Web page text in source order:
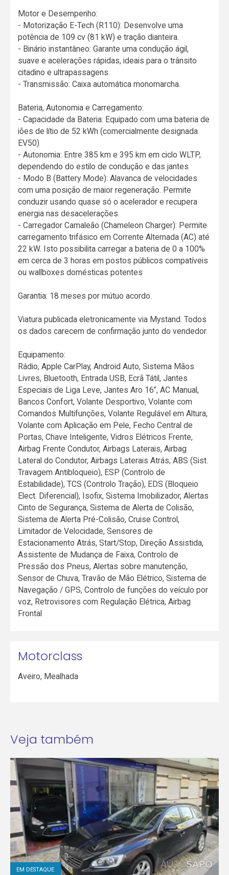
Motor e Desempenho:
- Motorização E-Tech (R110): Desenvolve uma
potência de 109 cv (81 kW) e tração dianteira.
- Binário instantâneo: Garante uma condução ágil,
suave e acelerações rápidas, ideais para o trânsito
citadino e ultrapassagens.
- Transmissão: Caixa automática monomarcha.
Bateria, Autonomia e Carregamento:
- Capacidade da Bateria: Equipado com uma bateria de
iões de lítio de 52 kWh (comercialmente designada
EV50)
- Autonomia: Entre 385 km e 395 km em ciclo WLTP,
dependendo do estilo de condução e das jantes
- Modo B (Battery Mode): Alavanca de velocidades
com uma posição de maior regeneração. Permite
conduzir usando quase só o acelerador e recupera
energia nas desacelerações.
- Carregador Camaleão (Chameleon Charger): Permite
carregamento trifásico em Corrente Alternada (AC) até
22 kW. Isto possibilita carregar a bateria de 0 a 100%
em cerca de 3 horas em postos públicos compatíveis
ou wallboxes domésticas potentes
Garantia: 18 meses por mútuo acordo.
Viatura publicada eletronicamente via Mystand. Todos
os dados carecem de confirmação junto do vendedor.
Equipamento:
Rádio, Apple CarPlay, Android Auto, Sistema Mãos
Livres, Bluetooth, Entrada USB, Ecrã Tátil, Jantes
Especiais de Liga Leve, Jantes Aro 16”, AC Manual,
Bancos Confort, Volante Desportivo, Volante com
Comandos Multifunções, Volante Regulável em Altura,
Volante com Aplicação em Pele, Fecho Central de
Portas, Chave Inteligente, Vidros Elétricos Frente,
Airbag Frente Condutor, Airbags Laterais, Airbag
Lateral do Condutor, Airbags Laterais Atrás, ABS (Sist.
Travagem Antibloqueio), ESP (Controlo de
Estabilidade), TCS (Controlo Tração), EDS (Bloqueio
Elect. Diferencial), Isofix, Sistema Imobilizador, Alertas
Cinto de Segurança, Sistema de Alerta de Colisão,
Sistema de Alerta Pré-Colisão, Cruise Control,
Limitador de Velocidade, Sensores de
Estacionamento Atrás, Start/Stop, Direção Assistida,
Assistente de Mudança de Faixa, Controlo de
Pressão dos Pneus, Alertas sobre manutenção,
Sensor de Chuva, Travão de Mão Elétrico, Sistema de
Navegação / GPS, Controlo de funções do veículo por
voz, Retrovisores com Regulação Elétrica, Airbag
Frontal
Motorclass
Aveiro, Mealhada
Veja também
EM DESTAQUE